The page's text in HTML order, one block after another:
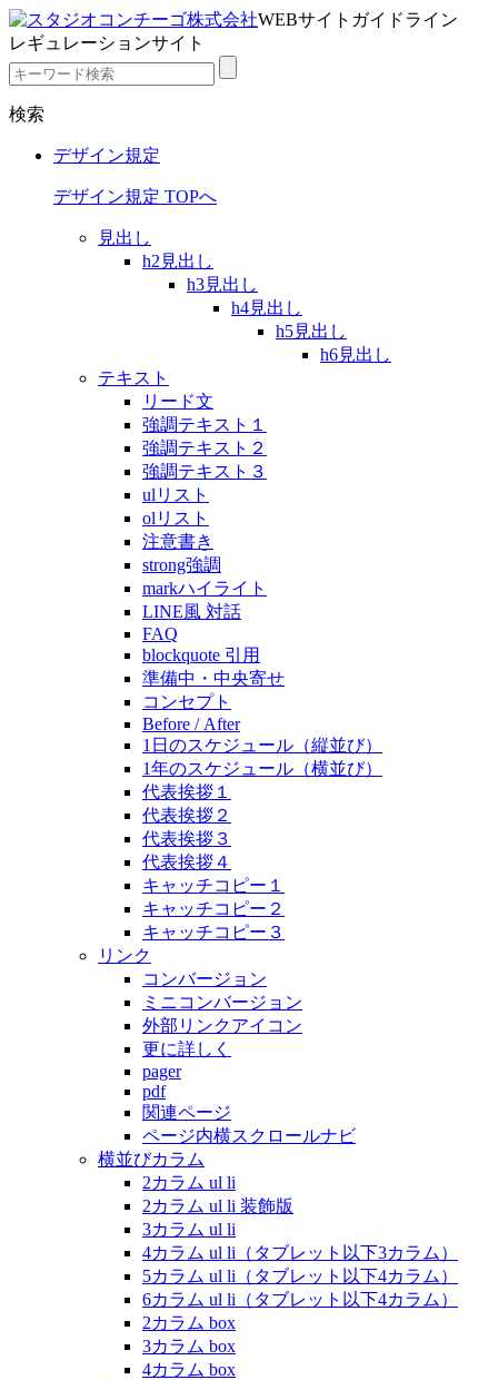
WEBサイトガイドライン
レギュレーションサイト
検索
デザイン規定
デザイン規定 TOPへ
見出し
h2見出し
h3見出し
h4見出し
h5見出し
h6見出し
テキスト
リード文
強調テキスト１
強調テキスト２
強調テキスト３
ulリスト
olリスト
注意書き
strong強調
markハイライト
LINE風 対話
FAQ
blockquote 引用
準備中・中央寄せ
コンセプト
Before / After
1日のスケジュール（縦並び）
1年のスケジュール（横並び）
代表挨拶１
代表挨拶２
代表挨拶３
代表挨拶４
キャッチコピー１
キャッチコピー２
キャッチコピー３
リンク
コンバージョン
ミニコンバージョン
外部リンクアイコン
更に詳しく
pager
pdf
関連ページ
ページ内横スクロールナビ
横並びカラム
2カラム ul li
2カラム ul li 装飾版
3カラム ul li
4カラム ul li（タブレット以下3カラム）
5カラム ul li（タブレット以下4カラム）
6カラム ul li（タブレット以下4カラム）
2カラム box
3カラム box
4カラム box